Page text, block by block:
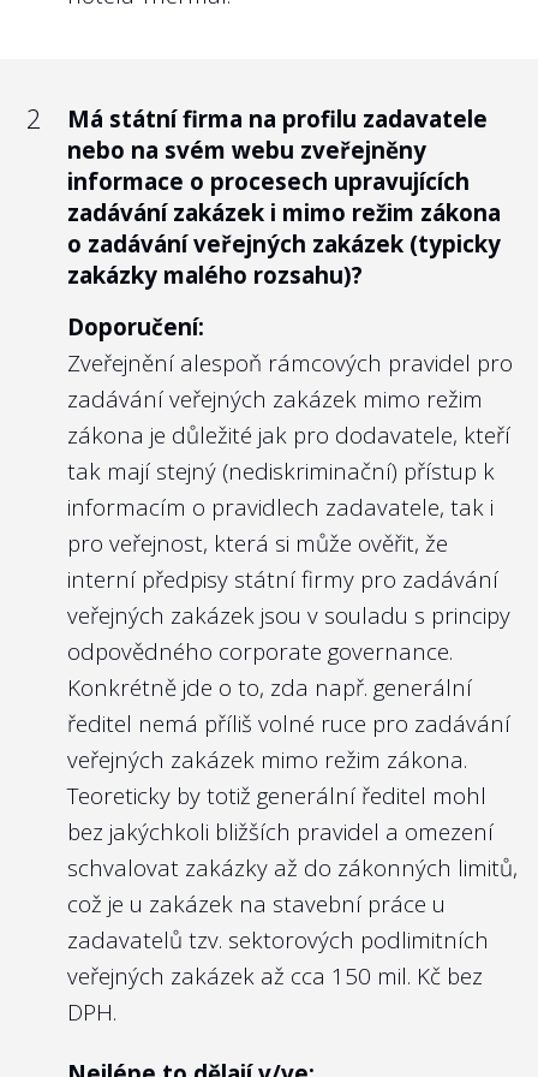
managementu, které „by měly přispívat k
dlouhodobé udržitelnosti dotčeného
subjektu a k plnění strategických cílů.
Zároveň by měly být kombinací
ekonomických a odborných kritérií.“
Nejlépe to dělají v/ve:
Vojenských lesích a statcích ČR, s.p.
Je vlastnická politika zveřejněna na
webu příslušného ministerstva nebo
státní firmy?
Doporučení:
Vzhledem k tomu, že jde o firmy 100%
vlastněné státem, a tedy lze říct, že všichni
občané jsou „akcionáři“ státních firem, pak
neexistuje rozumný důvod, proč alespoň v
základních parametrech účel a cíle
státních firem nezveřejňovat na webových
stránkách firmy. Ostatně obchodní
společnosti kotované na burze musí být ze
zákona o podnikání na kapitálovém trhu
právě takto transparentní vůči svým
akcionářům. Podobně transparentní by
Doporučení:
Pokud veřejnost navštíví stránky státní
firmy, měla by nabýt dojmu, že se státními
prostředky nakládají dostatečně
kompetentní lidé. Alespoň krátké CV,
případně prolink např. na profil na
LinkedInu, považujeme za naprostý
standard.
Namítne-li někdo, že jde o osobní údaje
zmíněných osob, pak 1. toto považujeme za
standard i v soukromém sektoru, 2. v
souladu snominačním zákonemzveřejňuje
vládní Výbor pro personální nominace ve
svýchzveřejněných zápisechi právě
životopisy posuzovaných kandidátů.
Nejlépe to dělají v/ve:
Národní rozvojové bance, a.s.
Zveřejňují členové managementu na
webu státní firmy svá angažmá v jiných
právnických osobách (orgány
obchodních společností, spolků,
samosprávy apod.)?
Doporučení:
2
Má státní firma na profilu zadavatele
nebo na svém webu zveřejněny
informace o procesech upravujících
zadávání zakázek i mimo režim zákona
o zadávání veřejných zakázek (typicky
zakázky malého rozsahu)?
Doporučení:
Zveřejnění alespoň rámcových pravidel pro
zadávání veřejných zakázek mimo režim
zákona je důležité jak pro dodavatele, kteří
tak mají stejný (nediskriminační) přístup k
informacím o pravidlech zadavatele, tak i
pro veřejnost, která si může ověřit, že
interní předpisy státní firmy pro zadávání
veřejných zakázek jsou v souladu s principy
odpovědného corporate governance.
Konkrétně jde o to, zda např. generální
ředitel nemá příliš volné ruce pro zadávání
veřejných zakázek mimo režim zákona.
Teoreticky by totiž generální ředitel mohl
bez jakýchkoli bližších pravidel a omezení
schvalovat zakázky až do zákonných limitů,
což je u zakázek na stavební práce u
zadavatelů tzv. sektorových podlimitních
veřejných zakázek až cca 150 mil. Kč bez
DPH.